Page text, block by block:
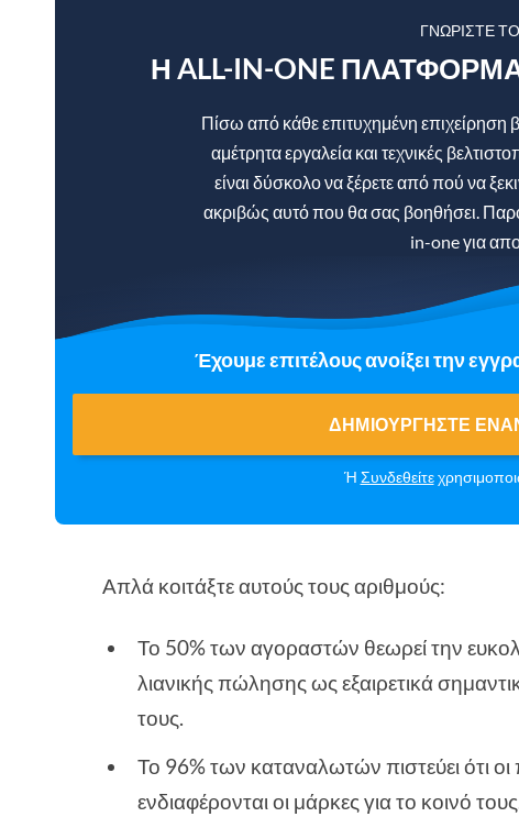
ΓΝΩΡΊΣΤΕ ΤΟ
Η ALL-IN-ONE
Πίσω από κάθε επιτυχημένη επιχείρηση
αμέτρητα εργαλεία και τεχνικές
είναι δύσκολο να ξέρετε από πού να
ακριβώς αυτό που θα σας βοηθήσει.
in-one για
Έχουμε επιτέλους ανοίξει την
ΔΗΜΙΟΥΡΓΉΣΤΕ
Ή Συνδεθείτε
Απλά κοιτάξτε αυτούς τους αριθμούς:
Το 50% των αγοραστών θεωρεί την
λιανικής πώλησης ως εξαιρετικά
τους.
Το 96% των καταναλωτών πιστεύει ότι
ενδιαφέρονται οι μάρκες για το κοινό τους.